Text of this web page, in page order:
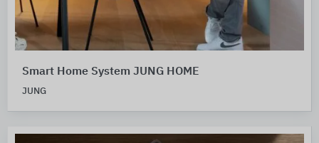
Smart Home System JUNG HOME
JUNG